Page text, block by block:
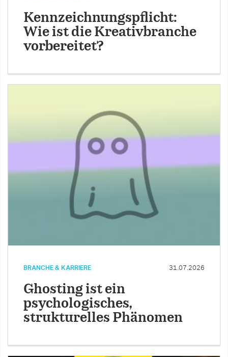
Kennzeichnungspflicht:
Wie ist die Kreativbranche
vorbereitet?
BRANCHE & KARRIERE 31.07.2026
Ghosting ist ein
psychologisches,
strukturelles Phänomen